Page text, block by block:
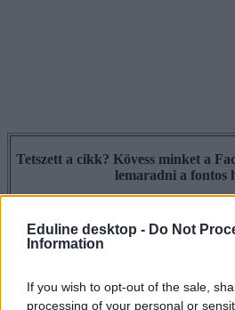
Eduline desktop - Do Not
Information
If you wish to opt-out of the sale,
processing of your personal or
Tetszett a cikk? Kövess minket a
lemaradni a fontos